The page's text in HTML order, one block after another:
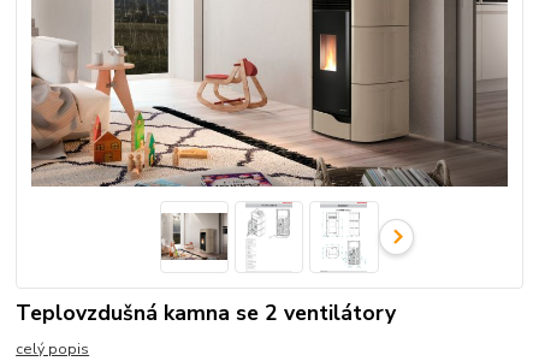
Teplovzdušná kamna se 2 ventilátory
celý popis